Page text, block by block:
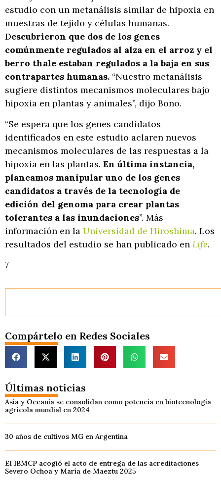
estudio con un metanálisis similar de hipoxia en
muestras de tejido y células humanas.
Descubrieron que dos de los genes
comúnmente regulados al alza en el arroz y el
berro thale estaban regulados a la baja en sus
contrapartes humanas. “Nuestro metanálisis
sugiere distintos mecanismos moleculares bajo
hipoxia en plantas y animales”, dijo Bono.
“Se espera que los genes candidatos
identificados en este estudio aclaren nuevos
mecanismos moleculares de las respuestas a la
hipoxia en las plantas. En última instancia,
planeamos manipular uno de los genes
candidatos a través de la tecnología de
edición del genoma para crear plantas
tolerantes a las inundaciones”. Más
información en la Universidad de Hiroshima. Los
resultados del estudio se han publicado en Life.
7
Compártelo en Redes Sociales
Últimas noticias
Asia y Oceanía se consolidan como potencia en biotecnología
agrícola mundial en 2024
30 años de cultivos MG en Argentina
El IBMCP acogió el acto de entrega de las acreditaciones
Severo Ochoa y María de Maeztu 2025